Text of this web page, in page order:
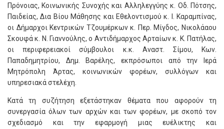
Πρόνοιας, Κοινωνικής Συνοχής και Αλληλεγγύης κ. Οδ. Πότσης,
Παιδείας, Δια Βίου Μάθησης και Εθελοντισμού κ. Ι. Καραμπίνας,
οι Δήμαρχοι Κεντρικών Τζουμέρκων κ. Περ. Μίγδος, Νικολάαου
Σκουφά κ. Ν. Γιαννούλης, ο Αντιδήμαρχος Αρταίων κ. Κ. Πατήλας,
οι περιφερειακοί σύμβουλοι κ.κ. Αναστ. Σίμου, Κων.
Παπαδημητρίου, Δημ. Βαρέλης, εκπρόσωποι από την Ιερά
Μητρόπολη Άρτας, κοινωνικών φορέων, συλλόγων και
υπηρεσιακά στελέχη.
Κατά τη συζήτηση εξετάστηκαν θέματα που αφορούν τη
συνεργασία όλων των αρχών και των φορέων, με σκοπό τον
σχεδιασμό και την εφαρμογή μιας ευέλικτης και